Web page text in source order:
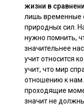
жизни в
лишь временные
природных сил.
нужно помнить,
значительнее
учит относится
учит, что мир
отношению к
проходящие
значит не